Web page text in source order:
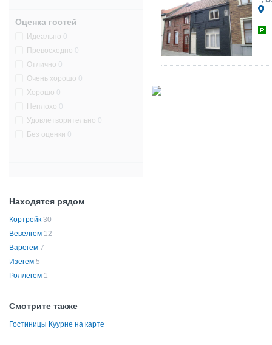
Оценка гостей
Идеально 0
Превосходно 0
Отлично 0
Очень хорошо 0
Хорошо 0
Неплохо 0
Удовлетворительно 0
Без оценки 0
Находятся рядом
Кортрейк 30
Вевелгем 12
Варегем 7
Изегем 5
Роллегем 1
Смотрите также
Гостиницы Куурне на карте